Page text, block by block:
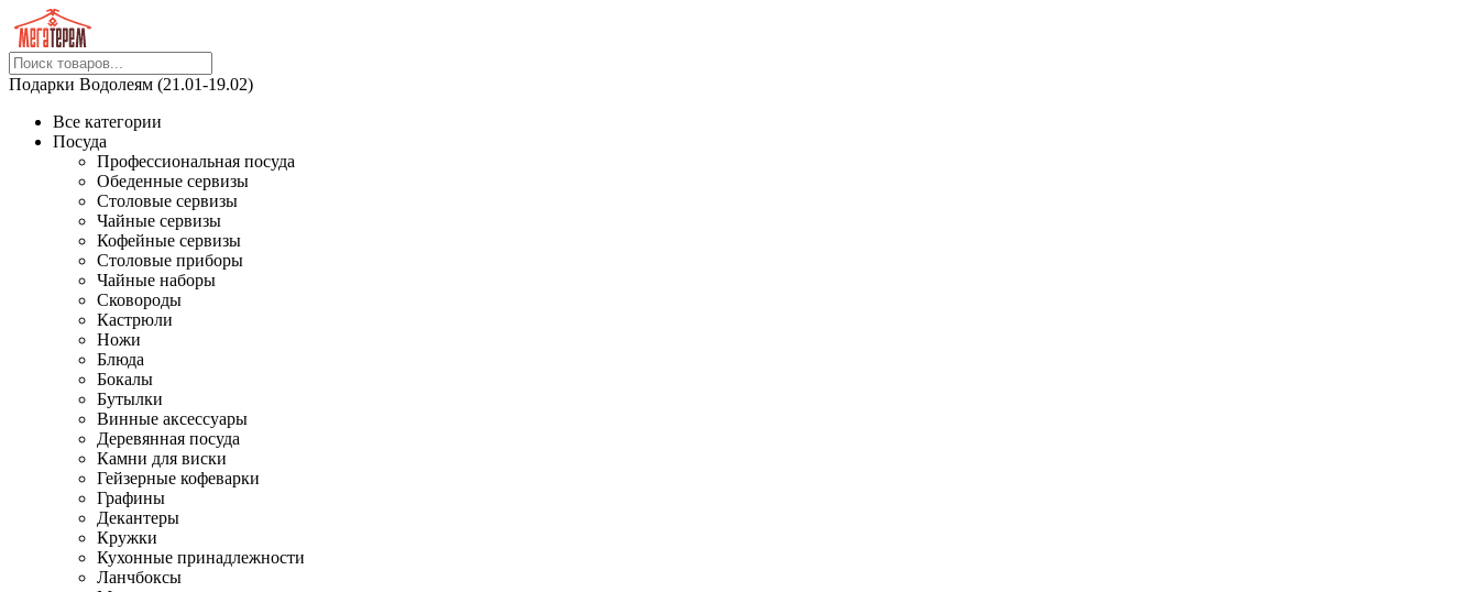
Подарки Водолеям (21.01-19.02)
Все категории
Посуда
Профессиональная посуда
Обеденные сервизы
Столовые сервизы
Чайные сервизы
Кофейные сервизы
Столовые приборы
Чайные наборы
Сковороды
Кастрюли
Ножи
Блюда
Бокалы
Бутылки
Винные аксессуары
Деревянная посуда
Камни для виски
Гейзерные кофеварки
Графины
Декантеры
Кружки
Кухонные принадлежности
Ланчбоксы